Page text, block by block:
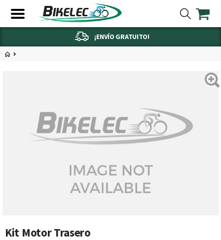
¡ENVÍO GRATUITO!
Kit Motor Trasero